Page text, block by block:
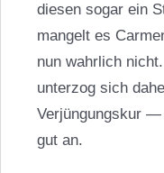
diesen sogar ein
mangelt es
nun wahrlich
unterzog sich
Verjüngungskur —
gut an.